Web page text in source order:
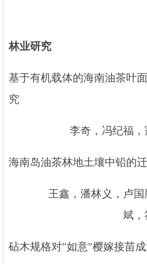
林业研究
基于有机载体的海南油茶叶
究
李奇，冯纪福
海南岛油茶林地土壤中铅的
王鑫，潘林义，卢
斌，
砧木规格对"如意"樱嫁接苗